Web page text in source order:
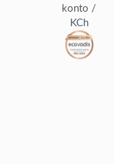
konto /
KCh